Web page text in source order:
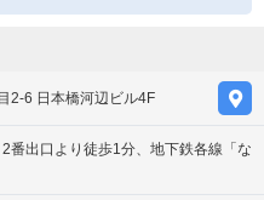
2-6 日本橋河辺ビル4F
番出口より徒歩1分、地下鉄各線「な